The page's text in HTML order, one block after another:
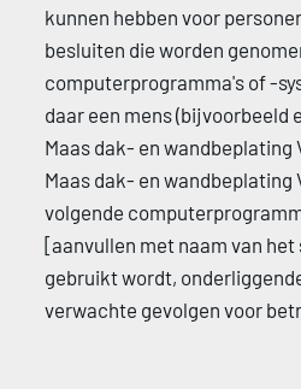
kunnen hebben voor
besluiten die worden
computerprogramma's of -
daar een mens (bijvoorbeeld
Maas dak- en wandbeplating
Maas dak- en wandbeplating
volgende
[aanvullen met naam van
gebruikt wordt,
verwachte gevolgen voor